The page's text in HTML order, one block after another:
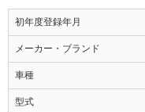
初年度登録年月
メーカー・ブランド
車種
型式